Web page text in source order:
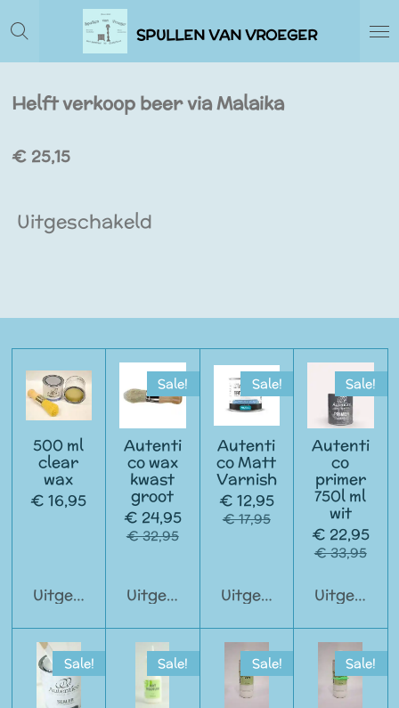
Ga
direct
naar
hoofdinhoud
SPULLEN VAN VROEGER
Helft verkoop beer via Malaika
€ 25,15
Uitgeschakeld
500 ml
clear
wax
€ 16,95
Uitgeschakeld
Sale!
Autenti
co wax
kwast
groot
€ 24,95
€ 32,95
Uitgeschakeld
Sale!
Autenti
co Matt
Varnish
€ 12,95
€ 17,95
Uitgeschakeld
Sale!
Autenti
co
primer
750l ml
wit
€ 22,95
€ 33,95
Sale! Sale! Sale! Sale!